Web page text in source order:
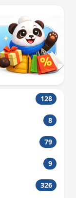
128
8
79
9
326